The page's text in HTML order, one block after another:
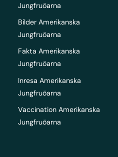
Jungfruöarna
Bilder Amerikanska
Jungfruöarna
Fakta Amerikanska
Jungfruöarna
Inresa Amerikanska
Jungfruöarna
Vaccination Amerikanska
Jungfruöarna